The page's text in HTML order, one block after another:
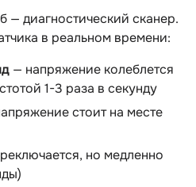
диагностический сканер.
в реальном времени:
— напряжение колеблется
1-3 раза в секунду
стоит на месте
но медленно